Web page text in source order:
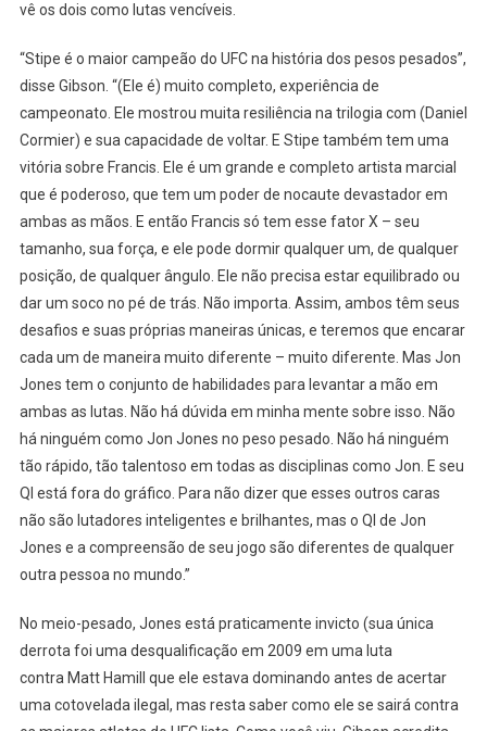
vê os dois como lutas vencíveis.
“Stipe é o maior campeão do UFC na história dos pesos pesados”,
disse Gibson. “(Ele é) muito completo, experiência de
campeonato. Ele mostrou muita resiliência na trilogia com (Daniel
Cormier) e sua capacidade de voltar. E Stipe também tem uma
vitória sobre Francis. Ele é um grande e completo artista marcial
que é poderoso, que tem um poder de nocaute devastador em
ambas as mãos. E então Francis só tem esse fator X – seu
tamanho, sua força, e ele pode dormir qualquer um, de qualquer
posição, de qualquer ângulo. Ele não precisa estar equilibrado ou
dar um soco no pé de trás. Não importa. Assim, ambos têm seus
desafios e suas próprias maneiras únicas, e teremos que encarar
cada um de maneira muito diferente – muito diferente. Mas Jon
Jones tem o conjunto de habilidades para levantar a mão em
ambas as lutas. Não há dúvida em minha mente sobre isso. Não
há ninguém como Jon Jones no peso pesado. Não há ninguém
tão rápido, tão talentoso em todas as disciplinas como Jon. E seu
QI está fora do gráfico. Para não dizer que esses outros caras
não são lutadores inteligentes e brilhantes, mas o QI de Jon
Jones e a compreensão de seu jogo são diferentes de qualquer
outra pessoa no mundo.”
No meio-pesado, Jones está praticamente invicto (sua única
derrota foi uma desqualificação em 2009 em uma luta
contra Matt Hamill que ele estava dominando antes de acertar
uma cotovelada ilegal, mas resta saber como ele se sairá contra